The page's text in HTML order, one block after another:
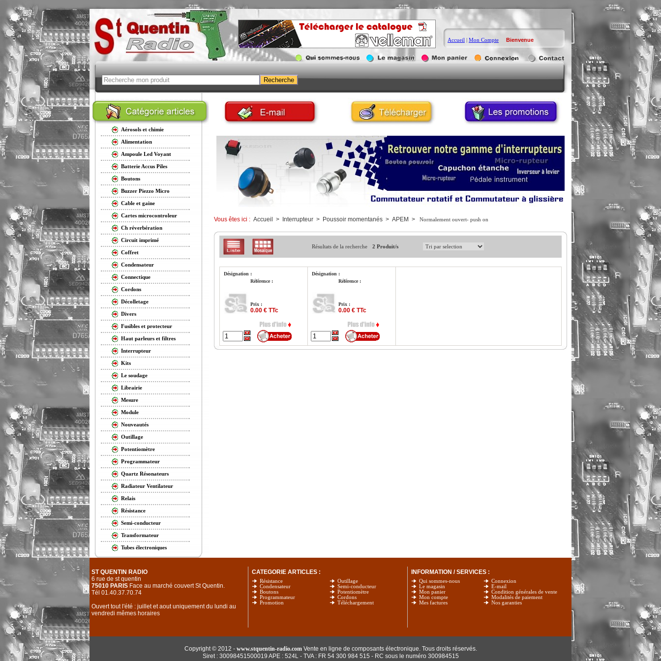
Accueil | Mon Compte Bienvenue
Aérosols et chimie
Alimentation
Ampoule Led Voyant
Batterie Accus Piles
Boutons
Buzzer Piezzo Micro
Cable et gaine
Cartes microcontroleur
Ch réverbération
Circuit imprimé
Coffret
Condensateur
Connectique
Cordons
Décolletage
Divers
Fusibles et protecteur
Haut parleurs et filtres
Interrupteur
Kits
Le soudage
Librairie
Mesure
Module
Nouveautés
Outillage
Potentiomètre
Programmateur
Quartz Résonateurs
Radiateur Ventilateur
Relais
Résistance
Semi-conducteur
Transformateur
Tubes électroniques
Vous êtes ici : Accueil > Interrupteur> Poussoir momentanés> APEM > Normalement ouvert- push on
Résultats de la recherche 2 Produit/s
Désignation :
Référence :
Prix :
0.00 € TTc
Désignation :
Référence :
Prix :
0.00 € TTc
ST QUENTIN RADIO
6 rue de st quentin
75010 PARIS Face au marché couvert St Quentin.
Tél 01.40.37.70.74
Ouvert tout l'été : juillet et aout uniquement du lundi au
vendredi mêmes horaires
CATEGORIE ARTICLES :
Résistance
Condensateur
Boutons
Programmateur
Promotion
Outillage
Semi-conducteur
Potentiomètre
Cordons
Téléchargement
INFORMATION / SERVICES :
Qui sommes-nous
Le magasin
Mon panier
Mon compte
Mes factures
Connexion
E-mail
Condition générales de vente
Modalités de paiement
Nos garanties
Copyright © 2012 - www.stquentin-radio.comVente en ligne de composants électronique. Tous droits réservés.
Siret : 30098451500019 APE : 524L - TVA : FR 54 300 984 515 - RC sous le numéro 300984515